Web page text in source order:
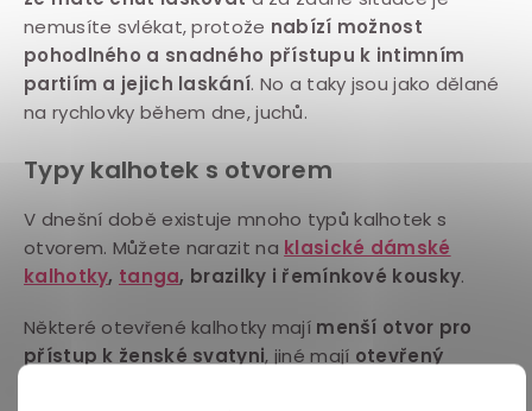
nemusíte svlékat, protože nabízí možnost
pohodlného a snadného přístupu k intimním
partiím a jejich laskání. No a taky jsou jako dělané
na rychlovky během dne, juchů.
Typy kalhotek s otvorem
V dnešní době existuje mnoho typů kalhotek s
otvorem. Můžete narazit na klasické dámské
kalhotky, tanga, brazilky i řemínkové kousky.
Některé otevřené kalhotky mají menší otvor pro
přístup k ženské svatyni, jiné mají otevřený